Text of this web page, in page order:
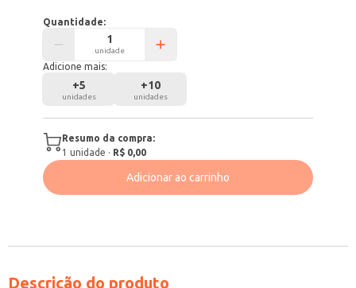
Quantidade:
unidade
Adicione mais:
+5
unidades
+10
unidades
Resumo da compra:
1 unidade · R$ 0,00
Adicionar ao carrinho
Descrição do produto